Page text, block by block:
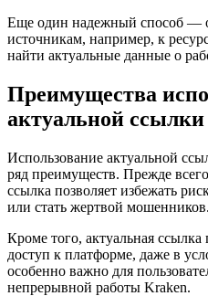
Еще один надежный способ —
источникам, например, к
найти актуальные данные о
Преимущества
актуальной ссылки
Использование актуальной
ряд преимуществ. Прежде
ссылка позволяет избежать
или стать жертвой мошенников.
Кроме того, актуальная ссылка
доступ к платформе, даже в
особенно важно для
непрерывной работы Kraken.